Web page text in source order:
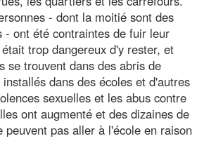
- dont la moitié sont des
- ont été contraintes de fuir leur
trop dangereux d'y rester, et
se trouvent dans des abris de
dans des écoles et d'autres
sexuelles et les abus contre
ont augmenté et des dizaines de
peuvent pas aller à l'école en raison